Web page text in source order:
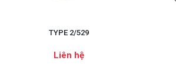
TYPE 2/529
Liên hệ